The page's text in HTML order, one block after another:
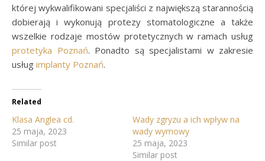
której wykwalifikowani specjaliści z największą starannością
dobierają i wykonują protezy stomatologiczne a także
wszelkie rodzaje mostów protetycznych w ramach usług
protetyka Poznań. Ponadto są specjalistami w zakresie
usług implanty Poznań.
Related
Klasa Anglea cd.
25 maja, 2023
Similar post
Wady zgryzu a ich wpływ na
wady wymowy
25 maja, 2023
Similar post